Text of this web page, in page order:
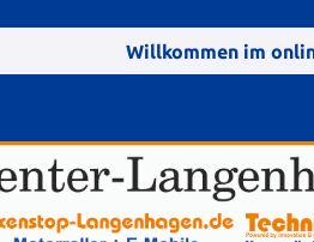
Willkommen im